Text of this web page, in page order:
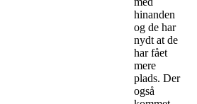
hinanden
og de har
nydt at de
har fået
mere
plads. Der
også